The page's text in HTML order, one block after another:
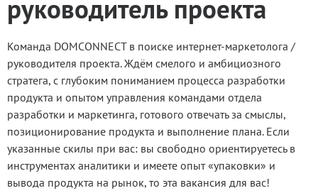
руководитель проекта
Команда DOMCONNECT в поиске интернет-маркетолога /
руководителя проекта. Ждём смелого и амбициозного
стратега, с глубоким пониманием процесса разработки
продукта и опытом управления командами отдела
разработки и маркетинга, готового отвечать за смыслы,
позиционирование продукта и выполнение плана. Если
указанные скилы при вас: вы свободно ориентируетесь в
инструментах аналитики и имеете опыт «упаковки» и
вывода продукта на рынок, то эта вакансия для вас!